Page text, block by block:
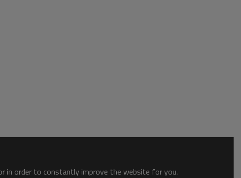
in order to constantly improve the website for you.